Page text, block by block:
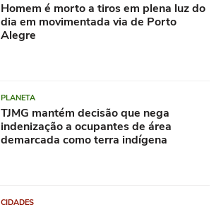
Homem é morto a tiros em plena luz do
dia em movimentada via de Porto
Alegre
PLANETA
TJMG mantém decisão que nega
indenização a ocupantes de área
demarcada como terra indígena
CIDADES